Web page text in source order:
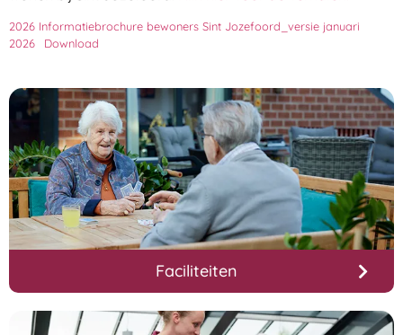
2026 Informatiebrochure bewoners Sint Jozefoord_versie januari
2026
Download
Faciliteiten